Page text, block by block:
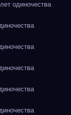
одиночества